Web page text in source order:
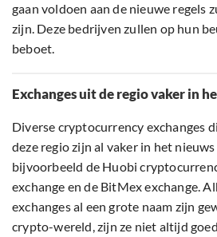
gaan voldoen aan de nieuwe regels
zijn. Deze bedrijven zullen op hun
beboet.
Exchanges uit de regio vaker in
Diverse cryptocurrency exchanges
deze regio zijn al vaker in het
bijvoorbeeld de Huobi
exchange en de BitMex exchange.
exchanges al een grote naam zijn
crypto-wereld, zijn ze niet altijd